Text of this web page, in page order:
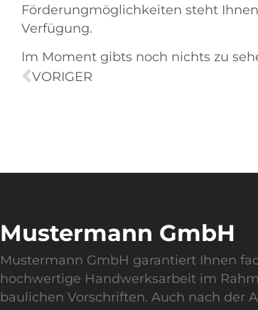
Förderungmöglichkeiten steht
Verfügung.
Im Moment gibts noch nichts zu
VORIGER
Mustermann GmbH
Mustermann GmbH garantiert Ihnen
hochwertige Handwerksarbeit im
baulichen Vorschriften. Auch nach der